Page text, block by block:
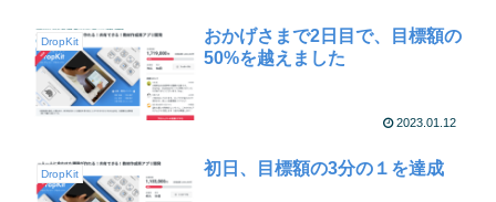
DropKit
おかげさまで2日目で、目標額の
50%を越えました
2023.01.12
DropKit 初日、目標額の3分の１を達成